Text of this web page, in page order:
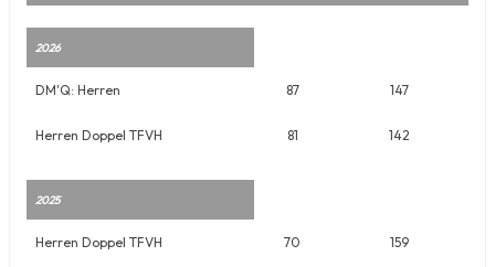
2026
DM'Q: Herren 87 147
Herren Doppel TFVH 81 142
2025
Herren Doppel TFVH 70 159